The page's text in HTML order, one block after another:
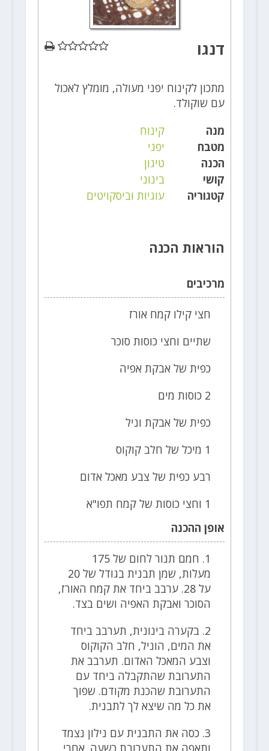
דנגו
מתכון לקינוח יפני מעולה, מומלץ לאכול
עם שוקולד.
מנה
קינוח
מטבח
יפני
הכנה
טיגון
קושי
בינוני
קטגוריה
עוגיות וביסקויטים
הוראות הכנה
מרכיבים
חצי קילו קמח אורז
שתיים וחצי כוסות סוכר
כפית של אבקת אפיה
2 כוסות מים
כפית של אבקת וניל
1 מיכל של חלב קוקוס
רבע כפית של צבע מאכל אדום
1 וחצי כוסות של קמח תפו"א
אופן ההכנה
1. חמם תנור לחום של 175
מעלות, שמן תבנית בגודל של 20
על 28. ערבב ביחד את קמח האורז,
הסוכר ואבקת האפיה ושים בצד.
2. בקערה בינונית, תערבב ביחד
את המים, הוניל, חלב הקוקוס
וצבע המאכל האדום. תערבב את
התערובת שהתקבלה ביחד עם
התערובת שהכנת מקודם. שפוך
את כל מה שיצא לך לתבנית.
3. כסה את התבנית עם נילון נצמד
ותאפה את התערובת כשעה. אחרי